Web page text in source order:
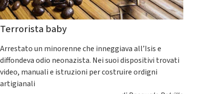
Terrorista baby
Arrestato un minorenne che inneggiava all’Isis e
diffondeva odio neonazista. Nei suoi dispositivi trovati
video, manuali e istruzioni per costruire ordigni
artigianali